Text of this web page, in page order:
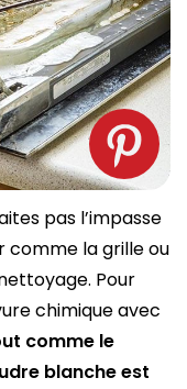
pas l’impasse
comme la grille ou
Pour
chimique avec
comme le
blanche est